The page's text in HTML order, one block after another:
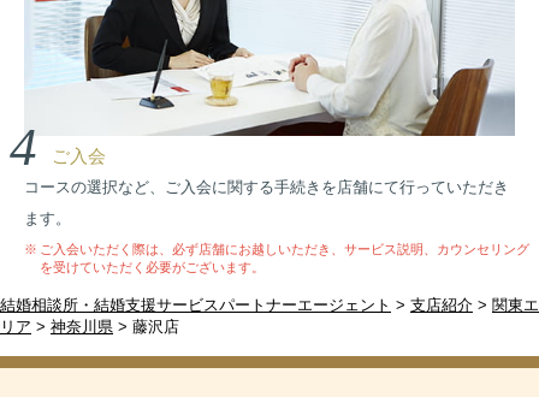
4 ご入会
コースの選択など、ご入会に関する手続きを店舗にて行っていただき
ます。
ご入会いただく際は、必ず店舗にお越しいただき、サービス説明、カウンセリング
を受けていただく必要がございます。
結婚相談所・結婚支援サービスパートナーエージェント > 支店紹介 > 関東エ
リア > 神奈川県 > 藤沢店